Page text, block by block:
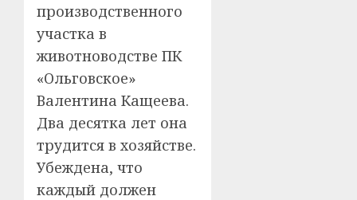
производственного
участка в
животноводстве ПК
«Ольговское»
Валентина Кащеева.
Два десятка лет она
трудится в хозяйстве.
Убеждена, что
каждый должен